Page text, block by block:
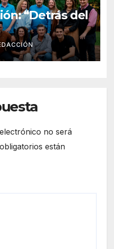
“Detrás del
no será
están